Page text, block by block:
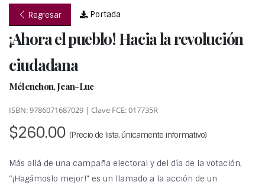
Regresar Portada
¡Ahora el pueblo! Hacia la revolución
ciudadana
Mélenchon, Jean-Luc
ISBN: 9786071687029 | Clave FCE: 017735R
$260.00 (Precio de lista, únicamente informativo)
Más allá de una campaña electoral y del día de la votación,
“¡Hagámoslo mejor!” es un llamado a la acción de un